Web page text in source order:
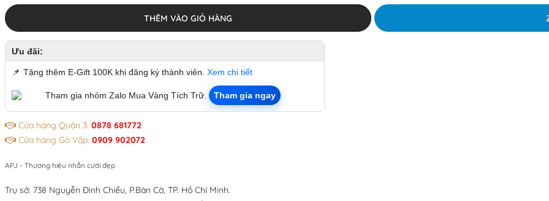
THÊM VÀO GIỎ HÀNG
Ưu đãi:
📌 Tặng thêm E-Gift 100K khi đăng ký thành viên. Xem chi tiết
Tham gia nhóm Zalo Mua Vàng Tích Trữ. Tham gia ngay
Cửa hàng Quận 3: 0878 681772
Cửa hàng Gò Vấp: 0909 902072
APJ - Thương hiệu nhẫn cưới đẹp
Trụ sở: 738 Nguyễn Đình Chiểu, P.Bàn Cờ, TP. Hồ Chí Minh.